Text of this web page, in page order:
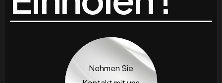
Nehmen Sie